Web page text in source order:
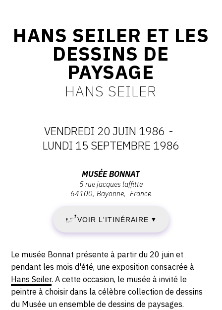
SUIVEZ-NOUS
INSTAGRAM
FACEBOOK
TWITTER
HANS SEILER ET LES
DESSINS DE
PAYSAGE
HANS SEILER
DATES
:
VENDREDI
20
JUIN
1986
-
LUNDI
VENDREDI 20 JUIN 1986 -
LUNDI 15 SEPTEMBRE 1986
Jacques
Laffitte,
64100
Bayonne
MUSÉE BONNAT
5 rue jacques laffitte
64100 Bayonne France
VOIR L'ITINÉRAIRE ▼
Description,
horaires...
Le musée Bonnat présente à partir du 20 juin et
pendant les mois d'été, une exposition consacrée à
Hans Seiler. A cette occasion, le musée à invité le
peintre à choisir dans la célèbre collection de dessins
du Musée un ensemble de dessins de paysages.